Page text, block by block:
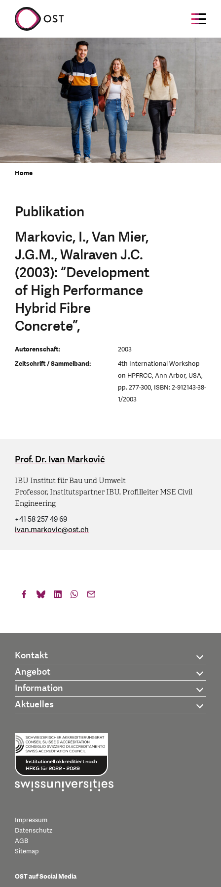
Home
Publikation
Markovic, I., Van Mier,
J.G.M., Walraven J.C.
(2003): “Development
of High Performance
Hybrid Fibre
Concrete”,
Autorenschaft:
2003
Zeitschrift / Sammelband:
4th International Workshop
on HPFRCC, Ann Arbor, USA,
pp. 277-300, ISBN: 2-912143-38-
1/2003
Prof. Dr. Ivan Marković
IBU Institut für Bau und Umwelt
Professor, Institutspartner IBU, Profilleiter MSE Civil
Engineering
+41 58 257 49 69
ivan.markovic@ost.ch
Kontakt
Angebot
Information
Aktuelles
Impressum
Datenschutz
AGB
Sitemap
OST auf Social Media